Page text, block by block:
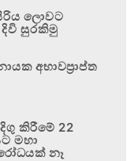
ලොවට
සුරකිමු
අභාවප්‍රාප්ත
කිරීමේ 22
මහා
නෑ